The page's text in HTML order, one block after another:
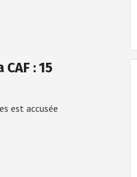
: 15
est accusée